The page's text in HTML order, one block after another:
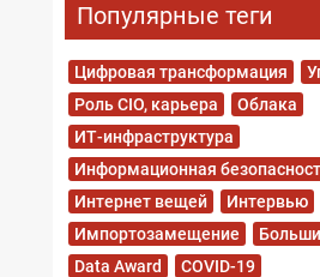
Популярные теги
Цифровая трансформация
Роль CIO, карьера
Облака
ИТ-инфраструктура
Информационная
Интернет вещей
Интервью
Импортозамещение
Data Award
COVID-19